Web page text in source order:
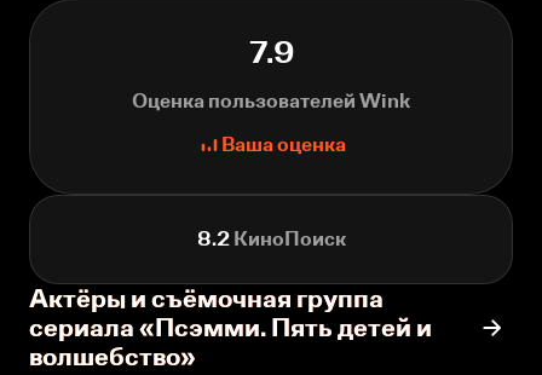
7.9
Оценка пользователей Wink
Ваша оценка
8.2КиноПоиск
Актёры и съёмочная группа
сериала «Псэмми. Пять детей и
волшебство»